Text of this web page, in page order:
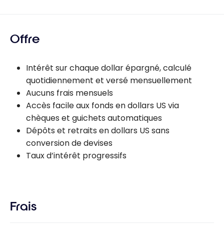
Offre
Intérêt sur chaque dollar épargné, calculé
quotidiennement et versé mensuellement
Aucuns frais mensuels
Accès facile aux fonds en dollars US via
chèques et guichets automatiques
Dépôts et retraits en dollars US sans
conversion de devises
Taux d’intérêt progressifs
Frais